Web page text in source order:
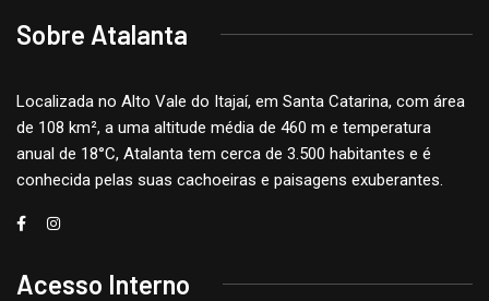
Sobre Atalanta
Localizada no Alto Vale do Itajaí, em Santa Catarina, com área
de 108 km², a uma altitude média de 460 m e temperatura
anual de 18°C, Atalanta tem cerca de 3.500 habitantes e é
conhecida pelas suas cachoeiras e paisagens exuberantes.
Acesso Interno